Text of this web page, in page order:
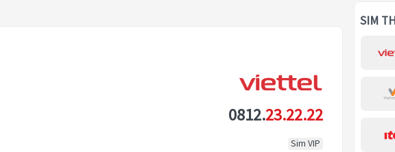
0812.23.22.22
Sim VIP
SIM